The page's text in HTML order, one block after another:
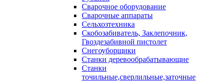
Сварочное оборудование
Сварочные аппараты
Сельхозтехника
Скобозабиватель, Заклепочник,
Гвоздезабивной пистолет
Снегоуборщики
Станки деревообрабатывающие
Станки
точильные,сверлильные,заточные